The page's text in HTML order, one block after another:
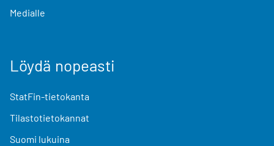
Medialle
Löydä nopeasti
StatFin-tietokanta
Tilastotietokannat
Suomi lukuina